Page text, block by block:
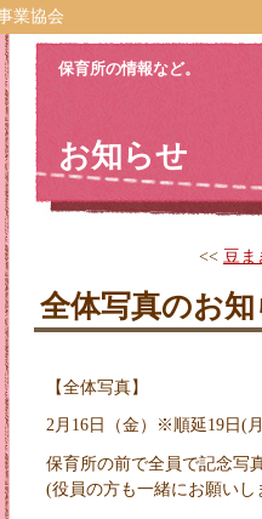
業協会
保育所の情報など。
お知らせ
<< 豆ま
全体写真のお
【全体写真】
2月16日（金）※順延19日(
保育所の前で全員で記念写
(役員の方も一緒にお願いし